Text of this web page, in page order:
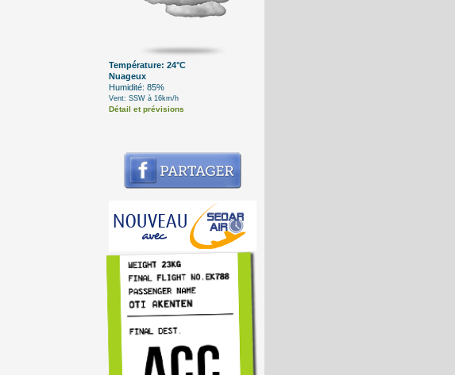
Température: 24°C
Nuageux
Humidité: 85%
Vent: SSW à 16km/h
Détail et prévisions